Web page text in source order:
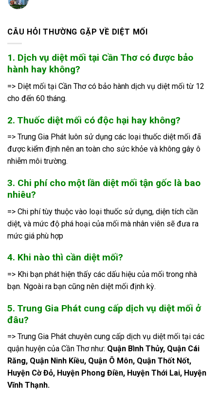
CÂU HỎI THƯỜNG GẶP VỀ DIỆT MỐI
1. Dịch vụ diệt mối tại Cần Thơ có được bảo
hành hay không?
=> Diệt mối tại Cần Thơ có bảo hành dịch vụ diệt mối từ 12
cho đến 60 tháng.
2. Thuốc diệt mối có độc hại hay không?
=> Trung Gia Phát luôn sử dụng các loại thuốc diệt mối đã
được kiểm định nên an toàn cho sức khỏe và không gây ô
nhiễm môi trường.
3. Chi phí cho một lần diệt mối tận gốc là bao
nhiêu?
=> Chi phí tùy thuộc vào loại thuốc sử dụng, diện tích cần
diệt, và mức độ phá hoại của mối mà nhân viên sẽ đưa ra
mức giá phù hợp
4. Khi nào thì cần diệt mối?
=> Khi bạn phát hiện thấy các dấu hiệu của mối trong nhà
bạn. Ngoài ra bạn cũng nên diệt mối định kỳ.
5. Trung Gia Phát cung cấp dịch vụ diệt mối ở
đâu?
=> Trung Gia Phát chuyên cung cấp dịch vụ diệt mối tại các
quận huyện của Cần Thơ như: Quận Bình Thủy, Quận Cái
Răng, Quận Ninh Kiều, Quận Ô Môn, Quận Thốt Nốt,
Huyện Cờ Đỏ, Huyện Phong Điền, Huyện Thới Lai, Huyện
Vĩnh Thạnh.